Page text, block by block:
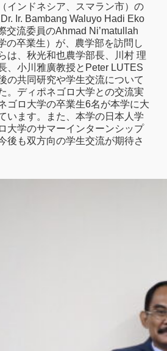
インドネシア、スマラン市）の
Ir. Bambang Waluyo Hadi Eko
交流委員のAhmad Ni’matullah
の卒業生）が、農学部を訪問し
は、秋光和也農学部長、川村 理
、小川雅廣教授とPeter LUTES
の共同研究や学生交流について
。ディポネゴロ大学との交流実
ゴロ大学の卒業生6名が本学に大
います。また、本学の日本人学
大学のサマーインターンシップ
後も双方向の学生交流が期待さ